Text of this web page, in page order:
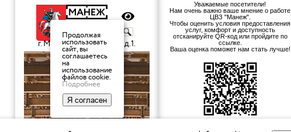
Уважаемые посетители!
Нам очень важно ваше мнение о работе
ЦВЗ "Манеж".
Чтобы оценить условия предоставления
услуг, комфорт и доступность
отсканируйте QR-код или пройдите по
ссылке.
Ваша оценка поможет нам стать лучше!